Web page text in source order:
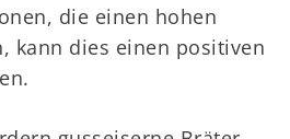
die einen hohen
kann dies einen positiven